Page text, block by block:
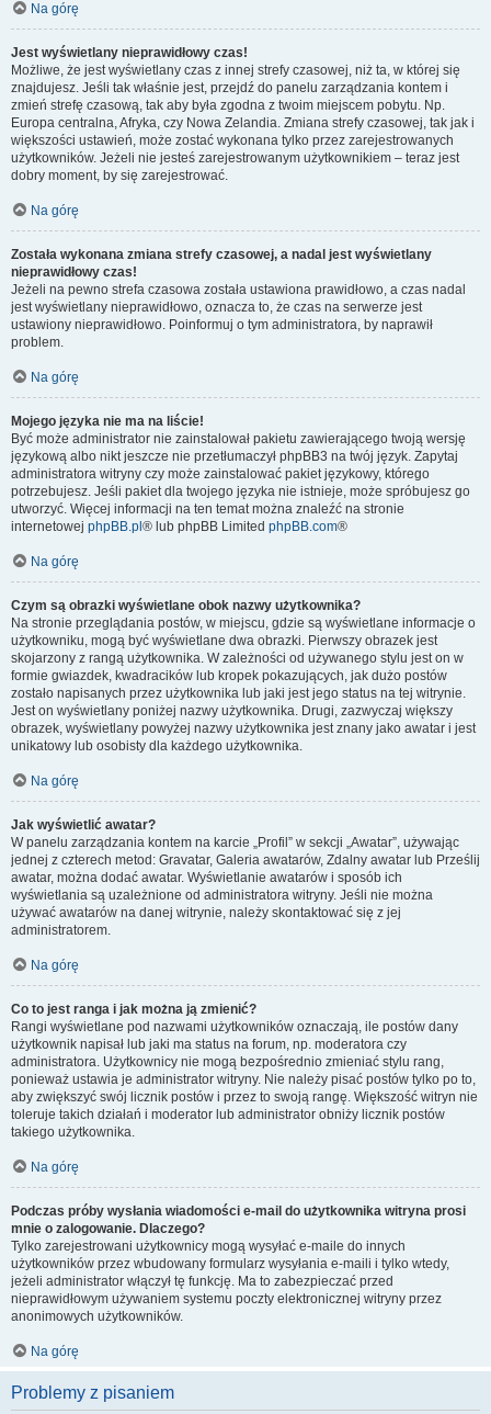
Na górę
Jest wyświetlany nieprawidłowy czas!
Możliwe, że jest wyświetlany czas z innej strefy czasowej, niż ta, w której się
znajdujesz. Jeśli tak właśnie jest, przejdź do panelu zarządzania kontem i
zmień strefę czasową, tak aby była zgodna z twoim miejscem pobytu. Np.
Europa centralna, Afryka, czy Nowa Zelandia. Zmiana strefy czasowej, tak jak i
większości ustawień, może zostać wykonana tylko przez zarejestrowanych
użytkowników. Jeżeli nie jesteś zarejestrowanym użytkownikiem – teraz jest
dobry moment, by się zarejestrować.
Na górę
Została wykonana zmiana strefy czasowej, a nadal jest wyświetlany
nieprawidłowy czas!
Jeżeli na pewno strefa czasowa została ustawiona prawidłowo, a czas nadal
jest wyświetlany nieprawidłowo, oznacza to, że czas na serwerze jest
ustawiony nieprawidłowo. Poinformuj o tym administratora, by naprawił
problem.
Na górę
Mojego języka nie ma na liście!
Być może administrator nie zainstalował pakietu zawierającego twoją wersję
językową albo nikt jeszcze nie przetłumaczył phpBB3 na twój język. Zapytaj
administratora witryny czy może zainstalować pakiet językowy, którego
potrzebujesz. Jeśli pakiet dla twojego języka nie istnieje, może spróbujesz go
utworzyć. Więcej informacji na ten temat można znaleźć na stronie
internetowej phpBB.pl ® lub phpBB Limited phpBB.com®
Na górę
Czym są obrazki wyświetlane obok nazwy użytkownika?
Na stronie przeglądania postów, w miejscu, gdzie są wyświetlane informacje o
użytkowniku, mogą być wyświetlane dwa obrazki. Pierwszy obrazek jest
skojarzony z rangą użytkownika. W zależności od używanego stylu jest on w
formie gwiazdek, kwadracików lub kropek pokazujących, jak dużo postów
zostało napisanych przez użytkownika lub jaki jest jego status na tej witrynie.
Jest on wyświetlany poniżej nazwy użytkownika. Drugi, zazwyczaj większy
obrazek, wyświetlany powyżej nazwy użytkownika jest znany jako awatar i jest
unikatowy lub osobisty dla każdego użytkownika.
Na górę
Jak wyświetlić awatar?
W panelu zarządzania kontem na karcie „Profil” w sekcji „Awatar”, używając
jednej z czterech metod: Gravatar, Galeria awatarów, Zdalny awatar lub Prześlij
awatar, można dodać awatar. Wyświetlanie awatarów i sposób ich
wyświetlania są uzależnione od administratora witryny. Jeśli nie można
używać awatarów na danej witrynie, należy skontaktować się z jej
administratorem.
Na górę
Co to jest ranga i jak można ją zmienić?
Rangi wyświetlane pod nazwami użytkowników oznaczają, ile postów dany
użytkownik napisał lub jaki ma status na forum, np. moderatora czy
administratora. Użytkownicy nie mogą bezpośrednio zmieniać stylu rang,
ponieważ ustawia je administrator witryny. Nie należy pisać postów tylko po to,
aby zwiększyć swój licznik postów i przez to swoją rangę. Większość witryn nie
toleruje takich działań i moderator lub administrator obniży licznik postów
takiego użytkownika.
Na górę
Podczas próby wysłania wiadomości e-mail do użytkownika witryna prosi
mnie o zalogowanie. Dlaczego?
Tylko zarejestrowani użytkownicy mogą wysyłać e-maile do innych
użytkowników przez wbudowany formularz wysyłania e-maili i tylko wtedy,
jeżeli administrator włączył tę funkcję. Ma to zabezpieczać przed
nieprawidłowym używaniem systemu poczty elektronicznej witryny przez
anonimowych użytkowników.
Na górę
Problemy z pisaniem